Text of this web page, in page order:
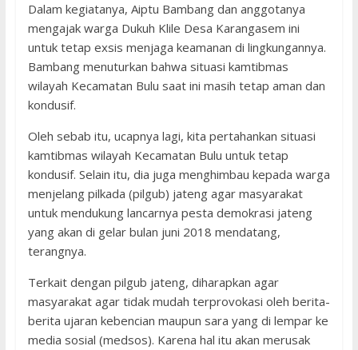
Dalam kegiatanya, Aiptu Bambang dan anggotanya
mengajak warga Dukuh Klile Desa Karangasem ini
untuk tetap exsis menjaga keamanan di lingkungannya.
Bambang menuturkan bahwa situasi kamtibmas
wilayah Kecamatan Bulu saat ini masih tetap aman dan
kondusif.
Oleh sebab itu, ucapnya lagi, kita pertahankan situasi
kamtibmas wilayah Kecamatan Bulu untuk tetap
kondusif. Selain itu, dia juga menghimbau kepada warga
menjelang pilkada (pilgub) jateng agar masyarakat
untuk mendukung lancarnya pesta demokrasi jateng
yang akan di gelar bulan juni 2018 mendatang,
terangnya.
Terkait dengan pilgub jateng, diharapkan agar
masyarakat agar tidak mudah terprovokasi oleh berita-
berita ujaran kebencian maupun sara yang di lempar ke
media sosial (medsos). Karena hal itu akan merusak